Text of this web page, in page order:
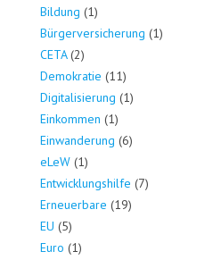
Bildung (1)
Bürgerversicherung (1)
CETA(2)
Demokratie (11)
Digitalisierung (1)
Einkommen (1)
Einwanderung (6)
eLeW (1)
Entwicklungshilfe (7)
Erneuerbare (19)
EU (5)
Euro (1)